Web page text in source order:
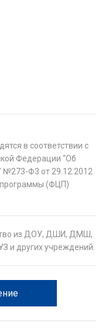
в соответствии с
Федерации “Об
№273-Ф3 от 29.12.2012
программы (ФЦП)
из ДОУ, ДШИ, ДМШ,
других учреждений.